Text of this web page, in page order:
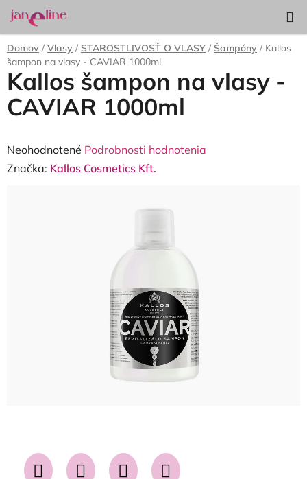
Prejsť
na
obsah
KOŠÍK
Domov / Vlasy / STAROSTLIVOSŤ O VLASY / Šampóny / Kallos
šampon na vlasy - CAVIAR 1000ml
Kallos šampon na vlasy -
CAVIAR 1000ml
Priemerné
hodnotenie
Neohodnotené Podrobnosti hodnotenia
Značka: Kallos Cosmetics Kft.